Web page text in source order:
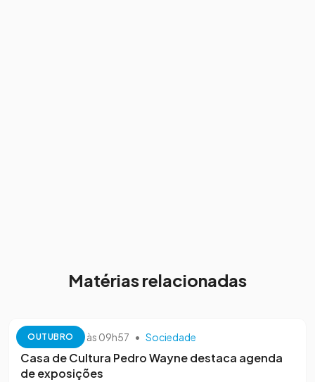
Matérias relacionadas
OUTUBRO
13 de outubro às 09h57 • Sociedade
Casa de Cultura Pedro Wayne destaca agenda
de exposições